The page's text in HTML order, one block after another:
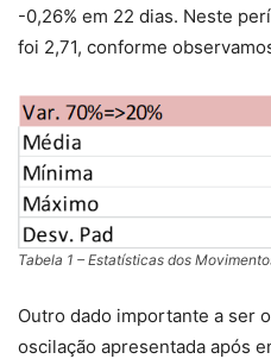
-0,26% em 22 dias. Neste
foi 2,71, conforme
Tabela 1 – Estatísticas dos
Outro dado importante a ser
oscilação apresentada após